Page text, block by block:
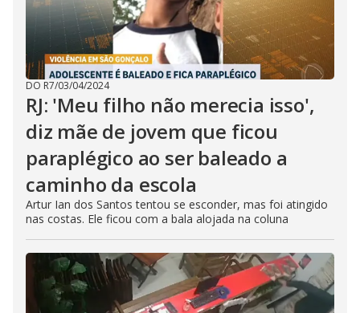
DO R7/03/04/2024
RJ: 'Meu filho não merecia isso',
diz mãe de jovem que ficou
paraplégico ao ser baleado a
caminho da escola
Artur Ian dos Santos tentou se esconder, mas foi atingido
nas costas. Ele ficou com a bala alojada na coluna